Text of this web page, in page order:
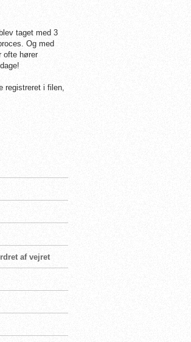
taget med 3
Og med
ofte hører
registreret i filen,
af vejret